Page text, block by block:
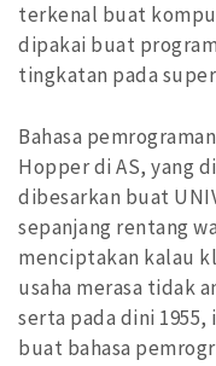
terkenal buat
dipakai buat
tingkatan pada
Bahasa
Hopper di AS, yang
dibesarkan buat
sepanjang rentang
menciptakan kalau
usaha merasa tidak
serta pada dini
buat bahasa